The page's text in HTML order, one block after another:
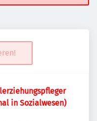
in Sozialwesen)